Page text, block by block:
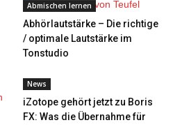
Abmischen lernen
Abhörlautstärke – Die richtige
/ optimale Lautstärke im
Tonstudio
News
iZotope gehört jetzt zu Boris
FX: Was die Übernahme für